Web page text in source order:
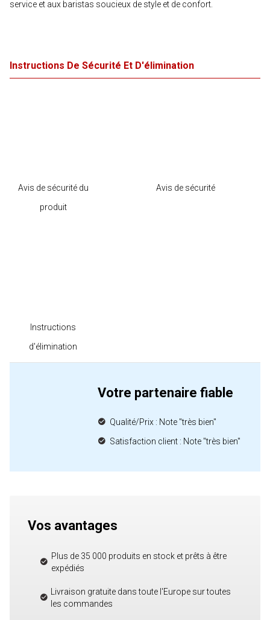
service et aux baristas soucieux de style et de confort.
Instructions De Sécurité Et D'élimination
Avis de sécurité du
produit
Avis de sécurité
Instructions
d'élimination
Votre partenaire fiable
Qualité/Prix : Note "très bien"
Satisfaction client : Note "très bien"
Vos avantages
Plus de 35 000 produits en stock et prêts à être
expédiés
Livraison gratuite dans toute l'Europe sur toutes
les commandes